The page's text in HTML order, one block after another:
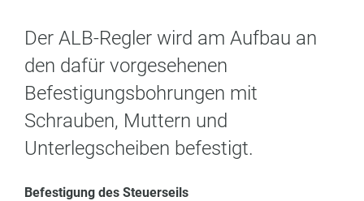
Der ALB-Regler wird am Aufbau an
den dafür vorgesehenen
Befestigungsbohrungen mit
Schrauben, Muttern und
Unterlegscheiben befestigt.
Befestigung des Steuerseils